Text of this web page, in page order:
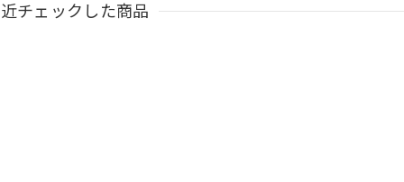
チェックした商品